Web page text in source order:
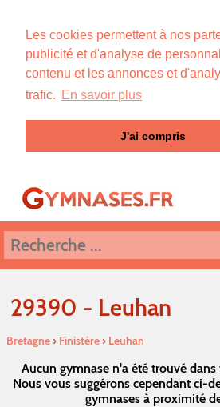
Les cookies permettent à nos
publicité et d'analyse de
contenu et les annonces et
trafic. En savoir plus
J'ai compris
29390 - Leuhan
Bretagne› Finistére› Leuhan
Aucun gymnase n'a été trouvé
Nous vous suggérons cependant ci-
gymnases à proximité